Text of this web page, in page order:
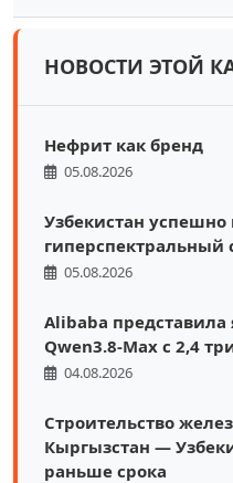
НОВОСТИ ЭТОЙ
Нефрит как бренд
05.08.2026
Узбекистан
гиперспектральный
05.08.2026
Alibaba
Qwen3.8-Max с 2,4
04.08.2026
Строительство
Кыргызстан —
раньше срока